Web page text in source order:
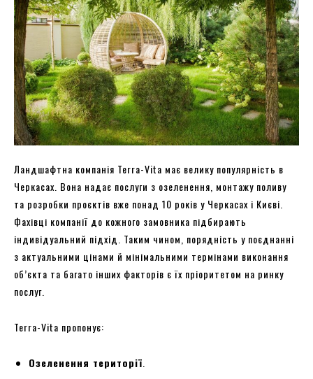
Ландшафтна компанія Terra-Vita має велику популярність в
Черкасах. Вона надає послуги з озеленення, монтажу поливу
та розробки проєктів вже понад 10 років у Черкасах і Києві.
Фахівці компанії до кожного замовника підбирають
індивідуальний підхід. Таким чином, порядність у поєднанні
з актуальними цінами й мінімальними термінами виконання
об’єкта та багато інших факторів є їх пріоритетом на ринку
послуг.
Terra-Vita пропонує:
Озеленення території.